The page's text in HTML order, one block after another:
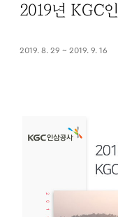
2019년 KGC
2019. 8. 29 ~ 2019. 9. 16